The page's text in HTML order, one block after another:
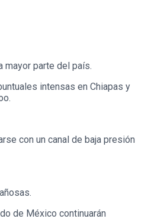
mayor parte del país.
intensas en Chiapas y
con un canal de baja presión
de México continuarán